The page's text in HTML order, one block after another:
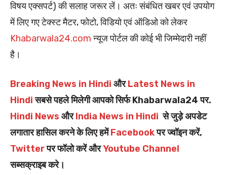
विषय एक्सपर्ट) की सलाह जरूर लें। अतः संबंधित खबर एवं उपयोग
में लिए गए टेक्स्ट मैटर, फोटो, विडियो एवं ऑडिओ को लेकर
Khabarwala24.comन्यूज पोर्टल की कोई भी जिम्मेदारी नहीं
है।
Breaking News in Hindi औरLatest News in
Hindiसबसे पहले मिलेगी आपको सिर्फ Khabarwala24 पर.
Hindi News औरIndia News in Hindi से जुड़े अपडेट
लगातार हासिल करने के लिए हमेंFacebookपर ज्वॉइन करें,
Twitterपर फॉलो करें औरYoutube Channel
सब्सक्राइब करे।